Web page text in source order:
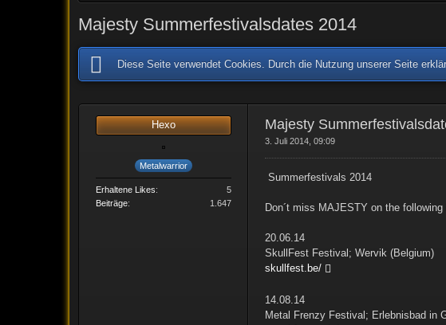
Majesty Summerfestivalsdates 2014
Diese Seite verwendet Cookies. Durch die Nutzung unserer Seite
Hexo
Metalwarrior
Erhaltene Likes
5
Beiträge
1.647
Majesty
3. Juli 2014, 09:09
Summerfestivals 2014
Don´t miss MAJESTY on the
20.06.14
SkullFest Festival; Wervik (Belgium)
skullfest.be/
14.08.14
Metal Frenzy Festival; Erlebnisbad in